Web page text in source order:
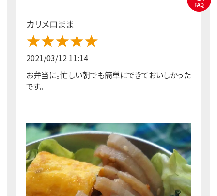
カリメロまま
2021/03/12 11:14
お弁当に。忙しい朝でも簡単にできておいしかった
です。
FAQ